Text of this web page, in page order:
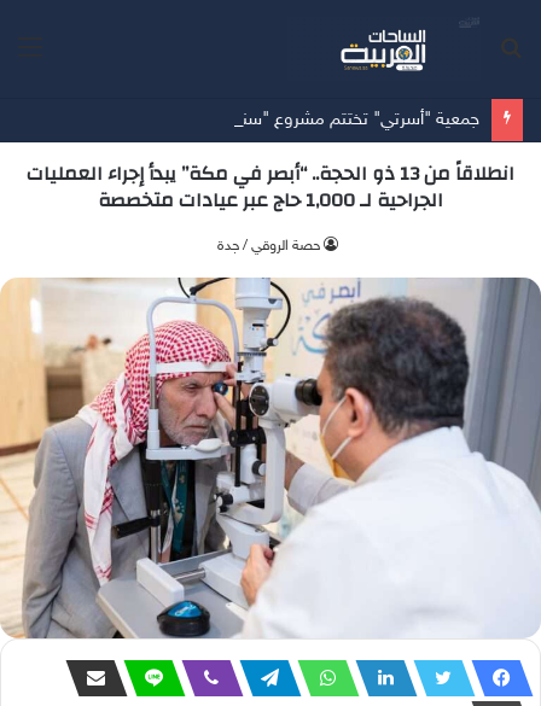
انطلاقاً من 13 ذو الحجة.. “أبصر في مكة” يبدأ إجراء العمليات
الجراحية لـ 1,000 حاج عبر عيادات متخصصة
‫حصة الروقي / جدة